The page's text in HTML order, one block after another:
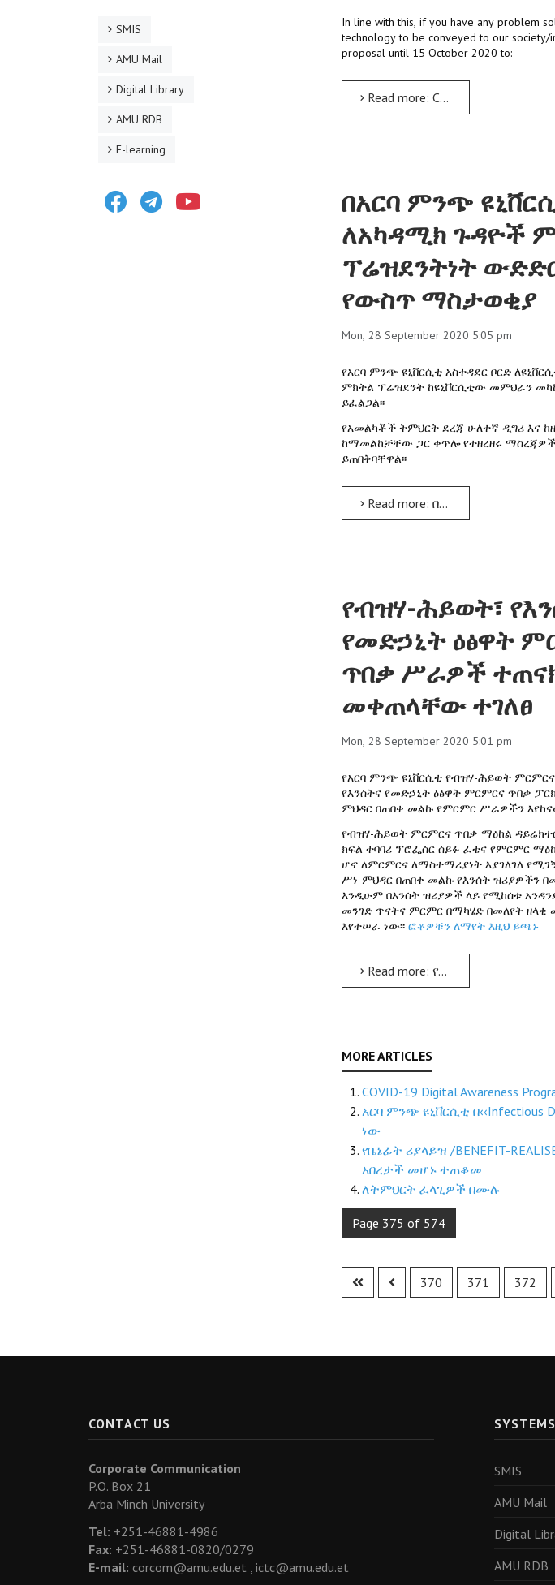
In line with this, if you have any problem
technology to be conveyed to our society/
proposal until 15 October 2020 to:
Read more: CALL FOR
በአርባ ምንጭ
ለአካዳሚክ ጉዳዮች
ፕሬዝደንትነት
የውስጥ ማስታወቂያ
Mon, 28 September 2020 5:05 pm
የአርባ ምንጭ ዩኒቨርሲቲ አስተዳደር ቦርድ
ምክትል ፕሬዝደንት ከዩኒቨርሲቲው መምህራን
ይፈልጋል፡፡
የአመልካቾች ትምህርት ደረጃ ሁለተኛ ዲግሪ እና
ከማመልከቻቸው ጋር ቀጥሎ የተዘረዘሩ
ይጠበቅባቸዋል፡፡
Read more: በአርባ ምንጭ
የብዝሃ-ሕይወት፣
የመድኃኒት ዕፅዋት
ጥበቃ ሥራዎች
መቀጠላቸው ተገለፀ
Mon, 28 September 2020 5:01 pm
የአርባ ምንጭ ዩኒቨርሲቲ የብዝሃ-ሕይወት
የእንሰትና የመድኃኒት ዕፅዋት ምርምርና ጥበቃ
ምህዳር በጠበቀ መልኩ የምርምር ሥራዎችን
የብዝሃ-ሕይወት ምርምርና ጥበቃ ማዕከል
ክፍል ተባባሪ ፕሮፌሰር ሰይፉ ፈቴና የምርምር
ሆኖ ለምርምርና ለማስተማሪያነት እያገለገለ
ሥነ-ምህዳር በጠበቀ መልኩ የእንሰት ዝሪያዎችን
እንዲሁም በእንሰት ዝሪያዎች ላይ የሚከሰቱ
መንገድ ጥናትና ምርምር በማካሄድ በመለየት ዘላቂ
እየተሠራ ነው፡፡ ፎቶዎቹን ለማየት እዚህ ይጫኑ
Read more: የብዝሃ-ሕይወት፣
COVID-19 Digital Awareness
አርባ ምንጭ ዩኒቨርሲቲ በ‹‹Infectious
ነው
የቤኔፊት ሪያላይዝ /BENEFIT-
አበረታች መሆኑ ተጠቆመ
ለትምህርት ፈላጊዎች በሙሉ
Page 375 of 574
370 371 372
SMIS
AMU Mail
Digital Library
AMU RDB
E-learning
FacebookTelegram
CONTACT US
Corporate Communication
P.O. Box 21
Arba Minch University
Tel: +251-46881-4986
Fax: +251-46881-0820/0279
E-mail: corcom@amu.edu.et , ictc@amu.edu.et
SYSTEMS
SMIS
AMU Mail
Digital
AMU RDB